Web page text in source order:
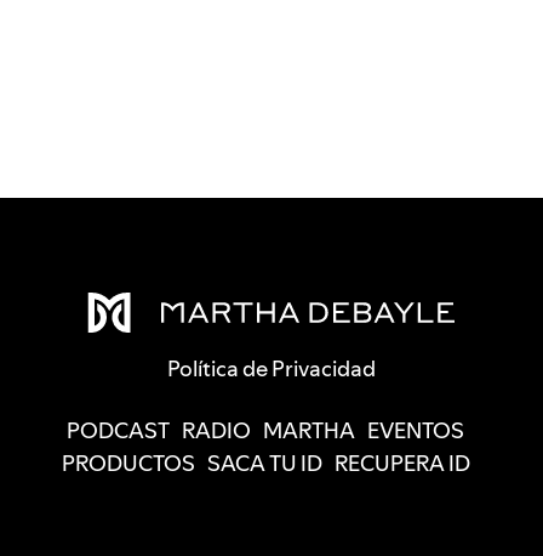
Política de Privacidad
PODCAST RADIO MARTHA EVENTOS
PRODUCTOS SACA TU ID RECUPERA ID